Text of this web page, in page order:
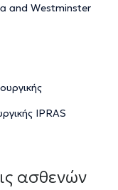
and Westminster
IPRAS
ασθενών